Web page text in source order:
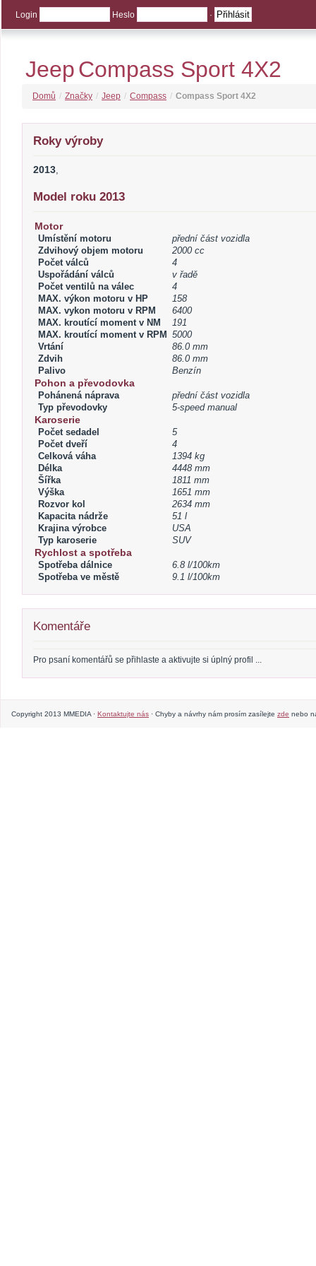
Login Heslo ·
JeepCompass Sport 4X2
Domů / Značky / Jeep / Compass / Compass Sport 4X2
Roky výroby
2013,
Model roku 2013
Motor
Umístění motoru
přední část vozidla
Zdvihový objem motoru
2000 cc
Počet válců
4
Uspořádání válců
v řadě
Počet ventilů na válec
4
MAX. výkon motoru v HP
158
MAX. vykon motoru v RPM
6400
MAX. kroutící moment v NM
191
MAX. kroutící moment v RPM 5000
Vrtání
86.0 mm
Zdvih
86.0 mm
Palivo
Benzín
Pohon a převodovka
Pohánená náprava
přední část vozidla
Typ převodovky
5-speed manual
Karoserie
Počet sedadel
5
Počet dveří
4
Celková váha
1394 kg
Délka
4448 mm
Šířka
1811 mm
Výška
1651 mm
Rozvor kol
2634 mm
Kapacita nádrže
51 l
Krajina výrobce
USA
Typ karoserie
SUV
Rychlost a spotřeba
Spotřeba dálnice
6.8 l/100km
Spotřeba ve městě
9.1 l/100km
Komentáře
Pro psaní komentářů se přihlaste a aktivujte si úplný profil ...
Copyright 2013 MMEDIA · Kontaktujte nás · Chyby a návrhy nám prosím zasílejte zde nebo